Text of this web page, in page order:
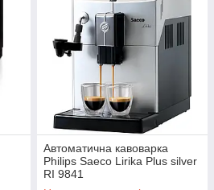
Автоматична кавоварка
Philips Saeco Lirika Plus silver
RI 9841